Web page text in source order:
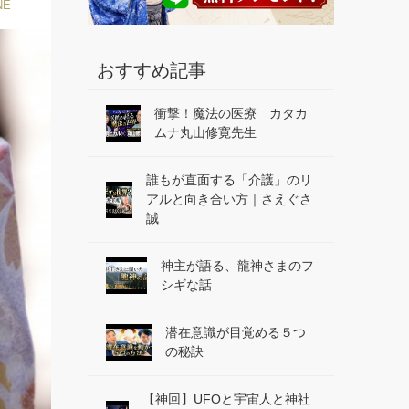
おすすめ記事
衝撃！魔法の医療 カタカ
ムナ丸山修寛先生
誰もが直面する「介護」のリ
アルと向き合い方｜さえぐさ
誠
神主が語る、龍神さまのフ
シギな話
潜在意識が目覚める５つ
の秘訣
【神回】UFOと宇宙人と神社